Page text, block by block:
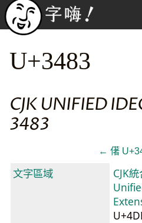
U+3483
CJK UNIFIED
3483
← 㒂
文字區域
CJK